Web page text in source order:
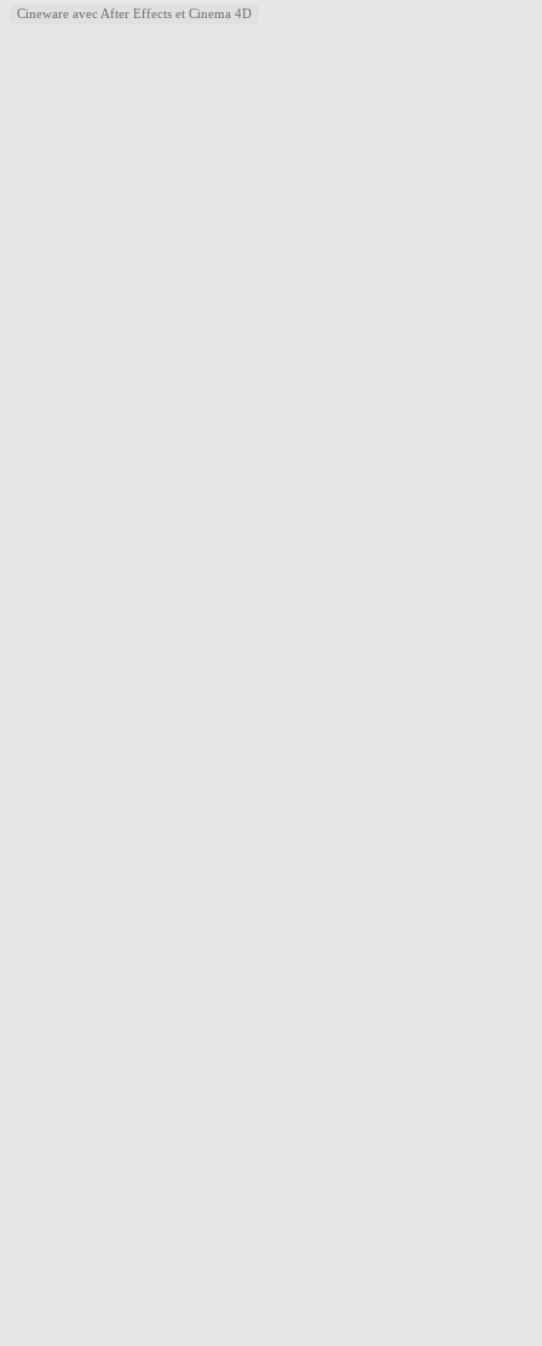
Cineware avec After Effects et Cinema 4D